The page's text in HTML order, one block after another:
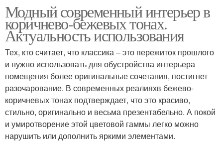
Модный современный интерьер в
коричнево-бежевых тонах.
Актуальность использования
Тех, кто считает, что классика – это пережиток прошлого
и нужно использовать для обустройства интерьера
помещения более оригинальные сочетания, постигнет
разочарование. В современных реалияхв бежево-
коричневых тонах подтверждает, что это красиво,
стильно, оригинально и весьма презентабельно. А покой
и умиротворение этой цветовой гаммы легко можно
нарушить или дополнить яркими элементами.